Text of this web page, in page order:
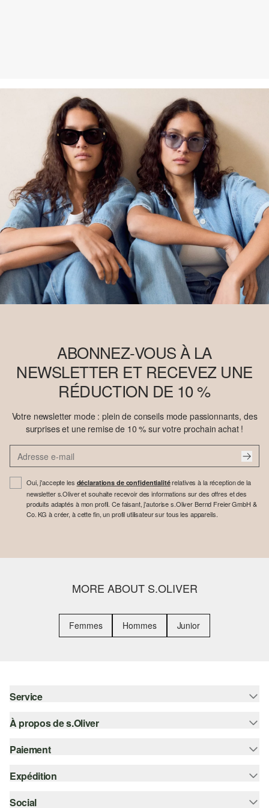
ABONNEZ-VOUS À LA
NEWSLETTER ET RECEVEZ UNE
RÉDUCTION DE 10 %
Votre newsletter mode : plein de conseils mode passionnants, des
surprises et une remise de 10 % sur votre prochain achat !
Oui, j'accepte les déclarations de confidentialitérelatives à la réception de la
newsletter s.Oliver et souhaite recevoir des informations sur des offres et des
produits adaptés à mon profil. Ce faisant, j'autorise s.Oliver Bernd Freier GmbH &
Co. KG à créer, à cette fin, un profil utilisateur sur tous les appareils.
MORE ABOUT S.OLIVER
Femmes Hommes Junior
Service
Aide - FAQ
À propos de s.Oliver
S'abonner à la Newsletter
s.Oliver Card
Paiement
Carte de crédit
Expédition
Suivi de colis
Social